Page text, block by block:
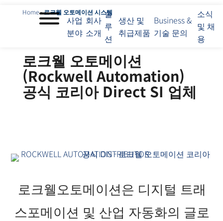
사업
분야
회사
소개
솔
루
션
생산 및
취급제품
Business &
기술 문의
소식
및 채
용
Home-로크웰 오토메이션 시스템
로크웰 오토메이션
(Rockwell Automation)
공식 코리아 Direct SI 업체
로크웰오토메이션은 디지털 트래
스포메이션 및 산업 자동화의 글로